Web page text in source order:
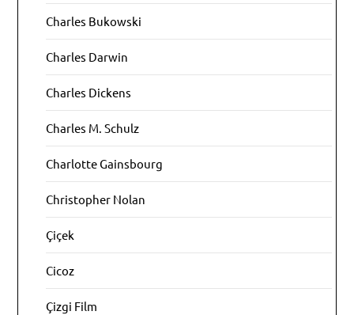
Charles Bukowski
Charles Darwin
Charles Dickens
Charles M. Schulz
Charlotte Gainsbourg
Christopher Nolan
Çiçek
Cicoz
Çizgi Film